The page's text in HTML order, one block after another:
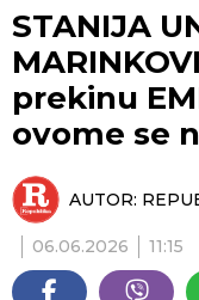
STANIJA
prekinu
ovome se
AUTOR:
06.06.2026 11:15